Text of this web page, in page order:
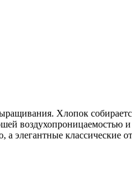
Хлопок
элегантные классические